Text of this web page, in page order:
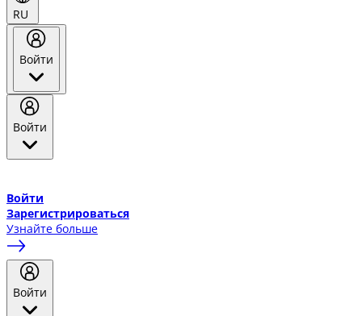
RU
Войти
Войти
Войти
Зарегистрироваться
Узнайте больше
Войти